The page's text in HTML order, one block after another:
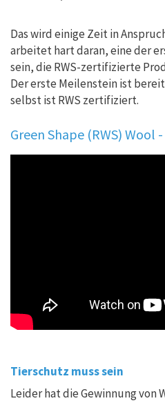
Das wird einige Zeit in
arbeitet hart daran, eine der
sein, die RWS-zertifizierte
Der erste Meilenstein ist
selbst ist RWS zertifiziert.
Green Shape (RWS) Wool
Tierschutz muss sein
Leider hat die Gewinnung von